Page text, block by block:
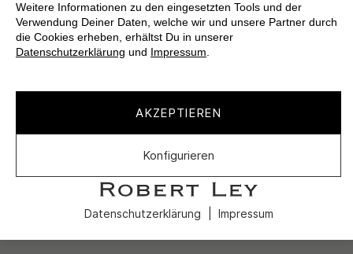
Weitere Informationen zu den eingesetzten Tools und der
Verwendung Deiner Daten, welche wir und unsere Partner durch
die Cookies erheben, erhältst Du in unserer
Datenschutzerklärung und Impressum.
AKZEPTIEREN
Konfigurieren
Datenschutzerklärung Impressum